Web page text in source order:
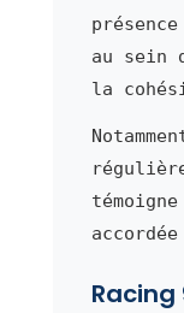
au sein
la
Racing